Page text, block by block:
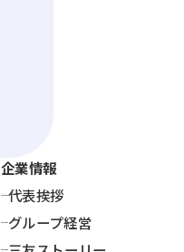
企業情報
代表挨拶
グループ経営